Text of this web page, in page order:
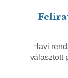
Havi
választott